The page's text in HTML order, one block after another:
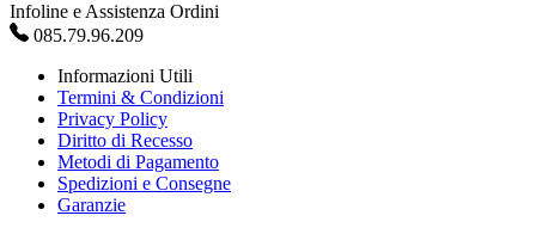
Infoline e Assistenza Ordini
085.79.96.209
Informazioni Utili
Termini & Condizioni
Privacy Policy
Diritto di Recesso
Metodi di Pagamento
Spedizioni e Consegne
Garanzie